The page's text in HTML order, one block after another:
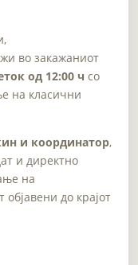
во закажаниот
од 12:00 ч со
на класични
и координатор,
и директно
на
до крајот